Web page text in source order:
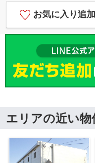
お気に入り追加
エリアの近い物